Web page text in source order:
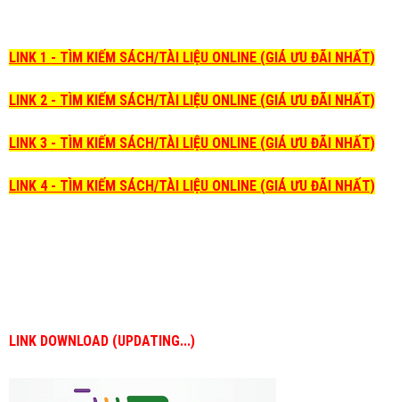
LINK 1 - TÌM KIẾM SÁCH/TÀI LIỆU ONLINE (GIÁ ƯU ĐÃI NHẤT)
LINK 2 - TÌM KIẾM SÁCH/TÀI LIỆU ONLINE (GIÁ ƯU ĐÃI NHẤT)
LINK 3 - TÌM KIẾM SÁCH/TÀI LIỆU ONLINE (GIÁ ƯU ĐÃI NHẤT)
LINK 4 - TÌM KIẾM SÁCH/TÀI LIỆU ONLINE (GIÁ ƯU ĐÃI NHẤT)
LINK DOWNLOAD (UPDATING...)